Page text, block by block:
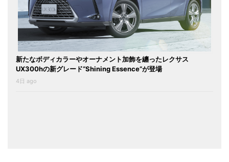
新たなボディカラーやオーナメント加飾を纏ったレクサス
UX300hの新グレード“Shining Essence”が登場
4日 ago